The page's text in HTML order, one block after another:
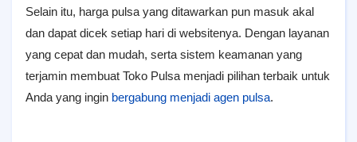
Selain itu, harga pulsa yang ditawarkan pun masuk akal
dan dapat dicek setiap hari di websitenya. Dengan layanan
yang cepat dan mudah, serta sistem keamanan yang
terjamin membuat Toko Pulsa menjadi pilihan terbaik untuk
Anda yang ingin bergabung menjadi agen pulsa.